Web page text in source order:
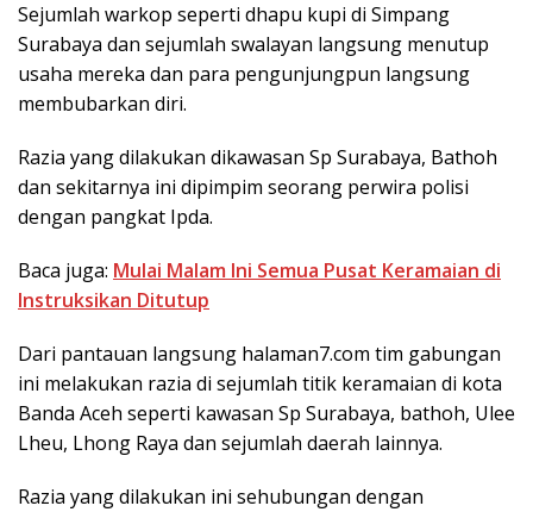
Sejumlah warkop seperti dhapu kupi di Simpang
Surabaya dan sejumlah swalayan langsung menutup
usaha mereka dan para pengunjungpun langsung
membubarkan diri.
Razia yang dilakukan dikawasan Sp Surabaya, Bathoh
dan sekitarnya ini dipimpim seorang perwira polisi
dengan pangkat Ipda.
Baca juga: Mulai Malam Ini Semua Pusat Keramaian di
Instruksikan Ditutup
Dari pantauan langsung halaman7.com tim gabungan
ini melakukan razia di sejumlah titik keramaian di kota
Banda Aceh seperti kawasan Sp Surabaya, bathoh, Ulee
Lheu, Lhong Raya dan sejumlah daerah lainnya.
Razia yang dilakukan ini sehubungan dengan